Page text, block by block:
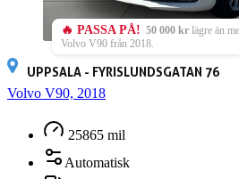
🔥 PASSA PÅ! 50 000 kr lägre än
Volvo V90 från 2018.
UPPSALA - FYRISLUNDSGATAN 76
Volvo V90, 2018
25865 mil
Automatisk